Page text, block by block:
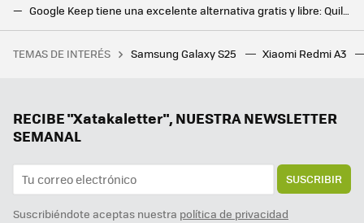
Google Keep tiene una excelente alternativa gratis y libre: Quillnote lo tiene todo, incluida la máxima privacidad
Estamos cada vez más cerca de tener un ‘Bizum europeo’. La clave está en la interconexión entre plataformas
TEMAS DE INTERÉS Samsung Galaxy S25 Xiaomi Redmi A3
RECIBE "Xatakaletter", NUESTRA NEWSLETTER
SEMANAL
SUSCRIBIR
Suscribiéndote aceptas nuestra política de privacidad